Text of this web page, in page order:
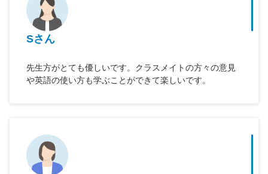
Sさん
先生方がとても優しいです。クラスメイトの方々の意見
や英語の使い方も学ぶことができて楽しいです。